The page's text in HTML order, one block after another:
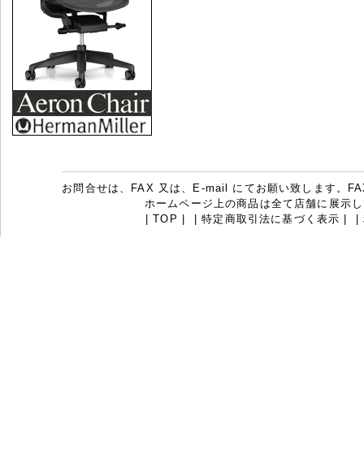
お問合せは、FAX 又は、E-mail にてお願い致します。
ホームページ上の商品は全て店舗に展示
|TOP |特定商取引法に基づく表示 |